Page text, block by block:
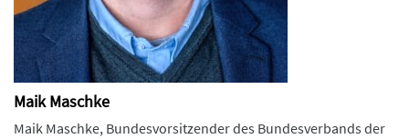
Maik Maschke
Maik Maschke, Bundesvorsitzender des Bundesverbands der